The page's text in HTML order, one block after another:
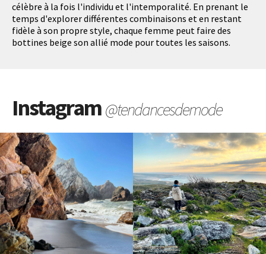
célèbre à la fois l'individu et l'intemporalité. En prenant le
temps d'explorer différentes combinaisons et en restant
fidèle à son propre style, chaque femme peut faire des
bottines beige son allié mode pour toutes les saisons.
Instagram@tendancesdemode